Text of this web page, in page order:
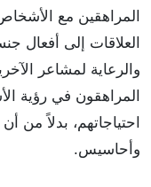
المراهقين مع
العلاقات إلى أفعال
والرعاية لمشاعر
المراهقون في رؤية
احتياجاتهم، بدلاً من
وأحاسيس.